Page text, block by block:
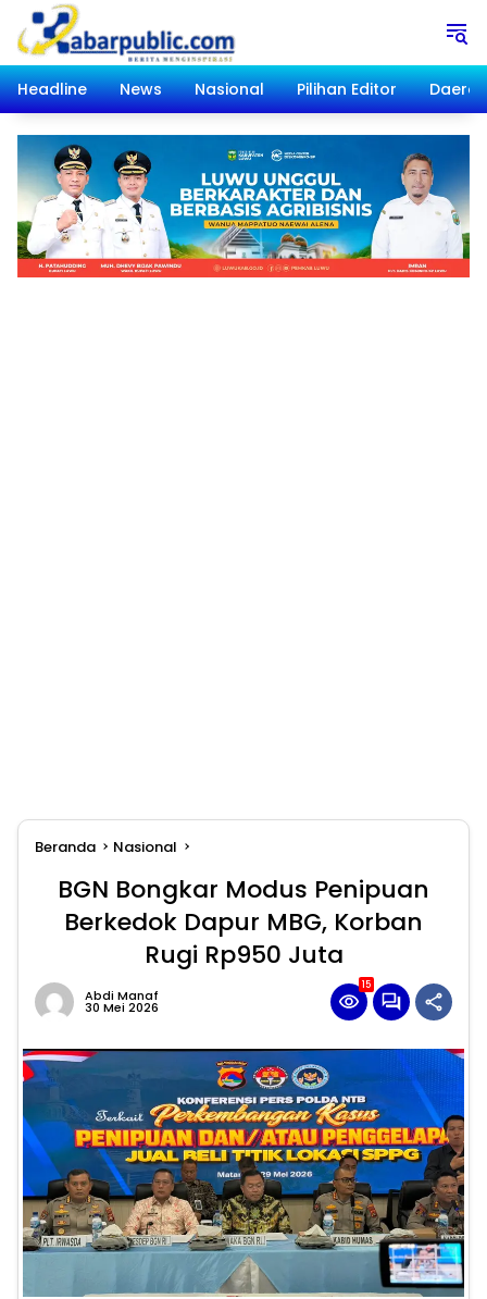
Langsung
konten
Headline
News Nasional Pilihan Editor Daerah
Beranda Nasional
BGN Bongkar Modus Penipuan
Berkedok Dapur MBG, Korban
Rugi Rp950 Juta
Abdi Manaf
30 Mei 2026
15